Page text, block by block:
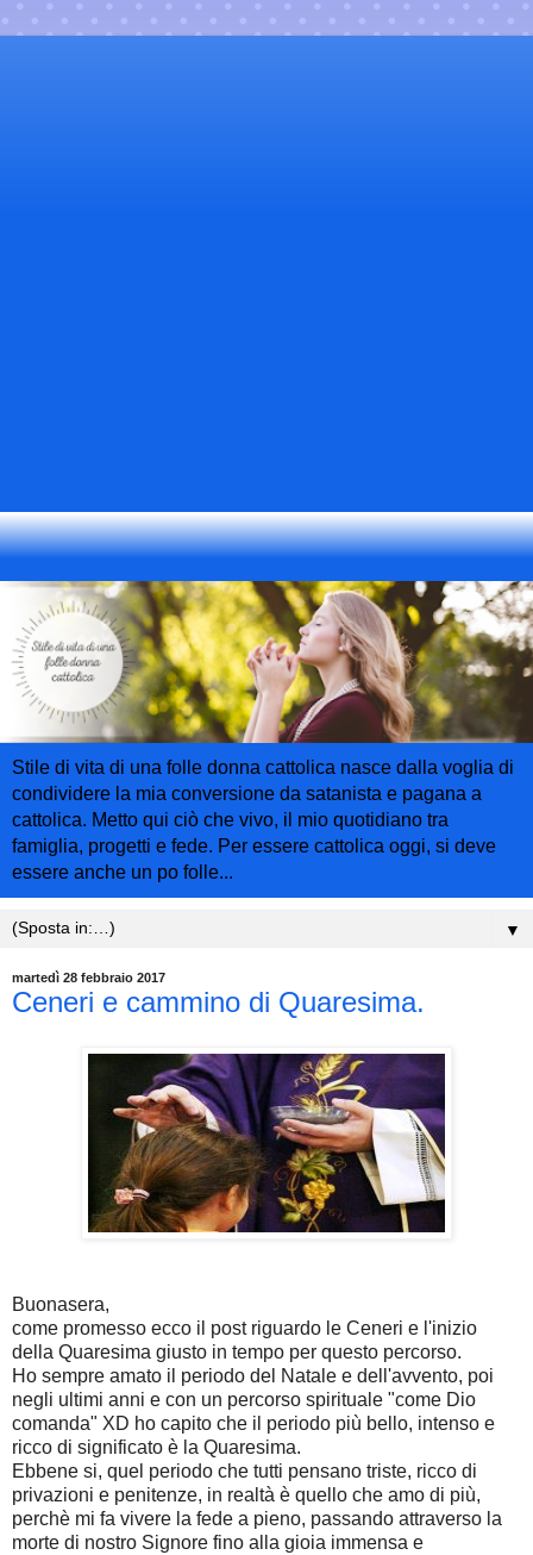
Stile di vita di una folle donna cattolica nasce dalla voglia di
condividere la mia conversione da satanista e pagana a
cattolica. Metto qui ciò che vivo, il mio quotidiano tra
famiglia, progetti e fede. Per essere cattolica oggi, si deve
essere anche un po folle...
▼
martedì 28 febbraio 2017
Ceneri e cammino di Quaresima.
Buonasera,
come promesso ecco il post riguardo le Ceneri e l'inizio
della Quaresima giusto in tempo per questo percorso.
Ho sempre amato il periodo del Natale e dell'avvento, poi
negli ultimi anni e con un percorso spirituale "come Dio
comanda" XD ho capito che il periodo più bello, intenso e
ricco di significato è la Quaresima.
Ebbene si, quel periodo che tutti pensano triste, ricco di
privazioni e penitenze, in realtà è quello che amo di più,
perchè mi fa vivere la fede a pieno, passando attraverso la
morte di nostro Signore fino alla gioia immensa e